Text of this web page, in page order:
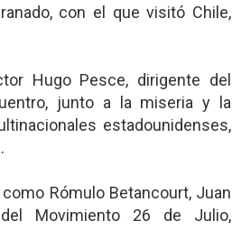
con el que visitó Chile,
Hugo Pesce, dirigente del
junto a la miseria y la
estadounidenses,
Rómulo Betancourt, Juan
Movimiento 26 de Julio,